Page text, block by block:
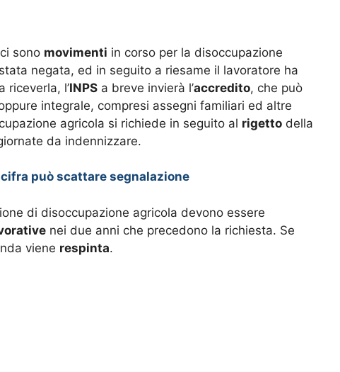
sono movimenti in corso per la disoccupazione
negata, ed in seguito a riesame il lavoratore ha
riceverla, l’INPS a breve invierà l’accredito, che può
integrale, compresi assegni familiari ed altre
agricola si richiede in seguito al rigetto della
da indennizzare.
può scattare segnalazione
di disoccupazione agricola devono essere
nei due anni che precedono la richiesta. Se
viene respinta.